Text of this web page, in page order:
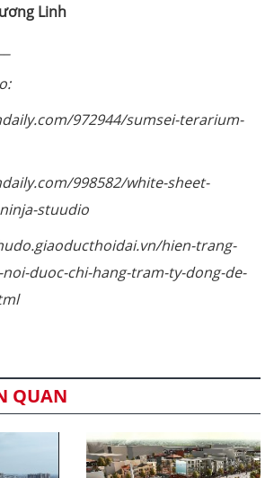
Linh
972944/sumsei-terarium-
998582/white-sheet-
stuudio
hien-trang-
duoc-chi-hang-tram-ty-dong-de-
QUAN